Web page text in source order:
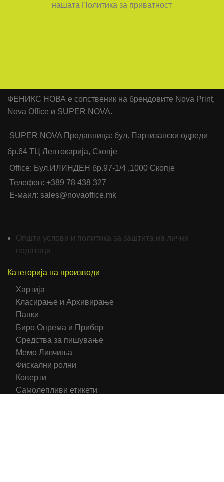
нашата Политика за приватност
ФЕНИКС НОВА е сопственик на брендовите Nova Print,
Nova Office и SUPER NOVA.
SUPER NOVA Продавница: бул. Партизански одреди
бр.64 ТЦ Лептокарија, Скопје
Office: Бул.ИЛИНДЕН бр.97-1/4 ,1000 Скопје
Телефон: +389 78 438 327
Е-маил: sales@novaoffice.mk
Општи услови и политика за заштита на лични
податоци
Категорија на производи
Хартија
Класирање и Архивирање
Папки
Биро Опрема и Прибор
Средства за пишување
Мемо Ливчиња
Фискални ролни
Коверти
Самолепливи етикети